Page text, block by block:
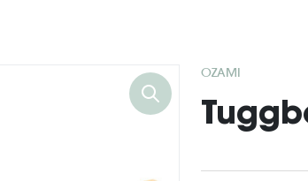
OZAMI